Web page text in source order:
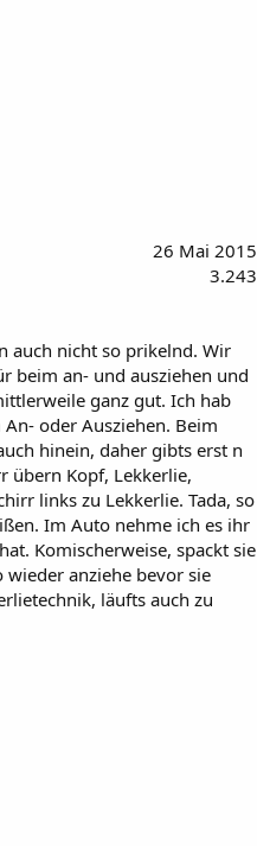
26 Mai 2015
3.243
auch nicht so prikelnd. Wir
beim an- und ausziehen und
ganz gut. Ich hab
oder Ausziehen. Beim
hinein, daher gibts erst n
übern Kopf, Lekkerlie,
links zu Lekkerlie. Tada, so
Im Auto nehme ich es ihr
Komischerweise, spackt sie
anziehe bevor sie
läufts auch zu